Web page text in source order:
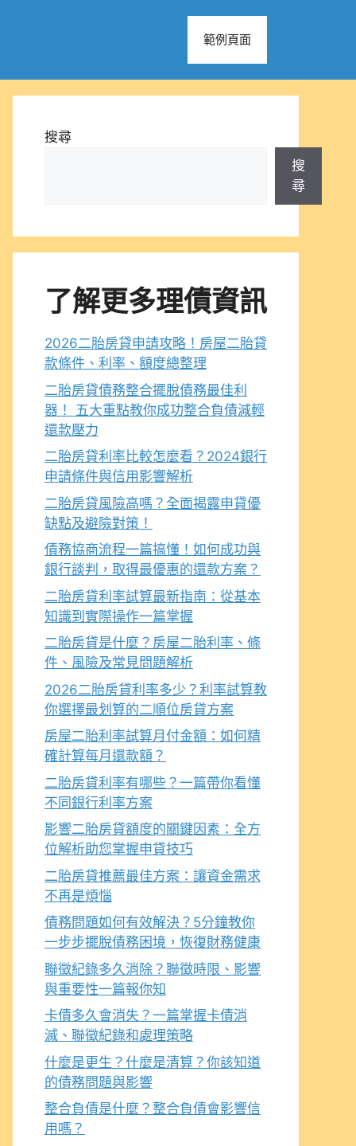
範例頁面
搜尋
搜
尋
了解更多理債資訊
2026二胎房貸申請攻略！房屋二胎貸
款條件、利率、額度總整理
二胎房貸債務整合擺脫債務最佳利
器！ 五大重點教你成功整合負債減輕
還款壓力
二胎房貸利率比較怎麼看？2024銀行
申請條件與信用影響解析
二胎房貸風險高嗎？全面揭露申貸優
缺點及避險對策！
債務協商流程一篇搞懂！如何成功與
銀行談判，取得最優惠的還款方案？
二胎房貸利率試算最新指南：從基本
知識到實際操作一篇掌握
二胎房貸是什麼？房屋二胎利率、條
件、風險及常見問題解析
2026二胎房貸利率多少？利率試算教
你選擇最划算的二順位房貸方案
房屋二胎利率試算月付金額：如何精
確計算每月還款額？
二胎房貸利率有哪些？一篇帶你看懂
不同銀行利率方案
影響二胎房貸額度的關鍵因素：全方
位解析助您掌握申貸技巧
二胎房貸推薦最佳方案：讓資金需求
不再是煩惱
債務問題如何有效解決？5分鐘教你
一步步擺脫債務困境，恢復財務健康
聯徵紀錄多久消除？聯徵時限、影響
與重要性一篇報你知
卡債多久會消失？一篇掌握卡債消
滅、聯徵紀錄和處理策略
什麼是更生？什麼是清算？你該知道
的債務問題與影響
整合負債是什麼？整合負債會影響信
用嗎？